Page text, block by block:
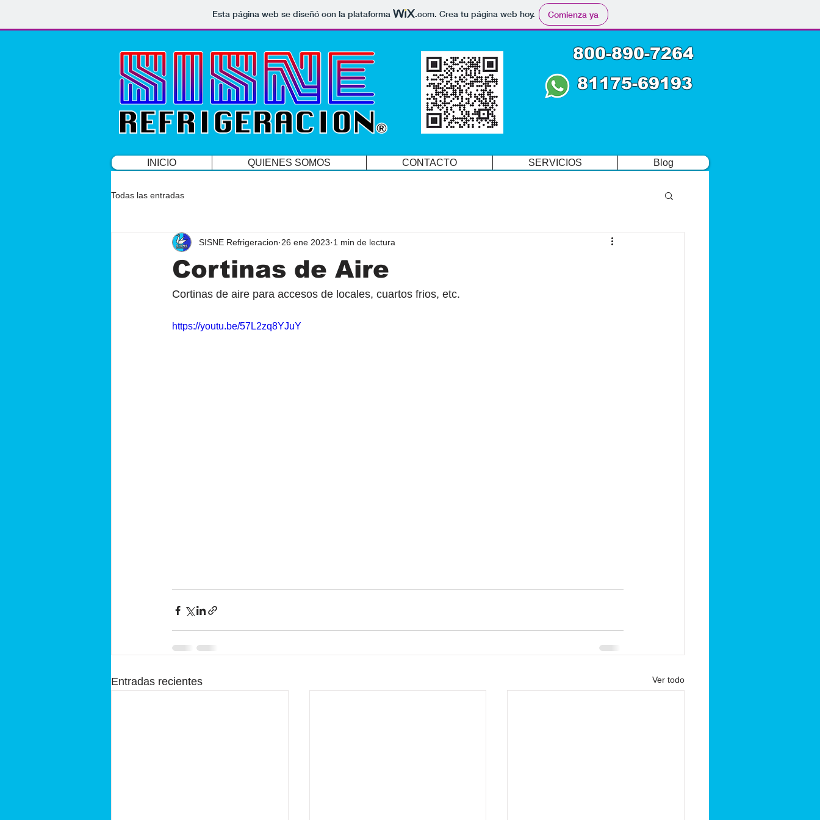
Esta página web se diseñó con la plataforma .com. Crea tu página web hoy. Comienza ya
800-890-7264
81175-69193
INICIO QUIENES SOMOS CONTACTO SERVICIOS Blog
Todas las entradas
Cortinas de Aire
SISNE Refrigeracion 26 ene 2023 1 min de lectura
Cortinas de aire para accesos de locales, cuartos frios, etc.
https://youtu.be/57L2zq8YJuY
Entradas recientes Ver todo